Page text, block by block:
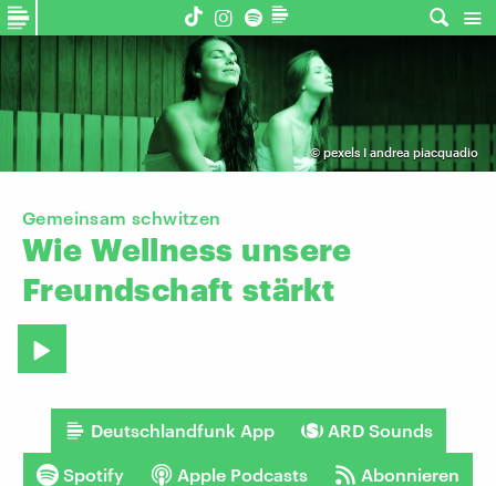
©pexels I andrea piacquadio
Gemeinsam schwitzen
Wie Wellness unsere
Freundschaft stärkt
Deutschlandfunk App ARD Sounds
Spotify Apple Podcasts Abonnieren